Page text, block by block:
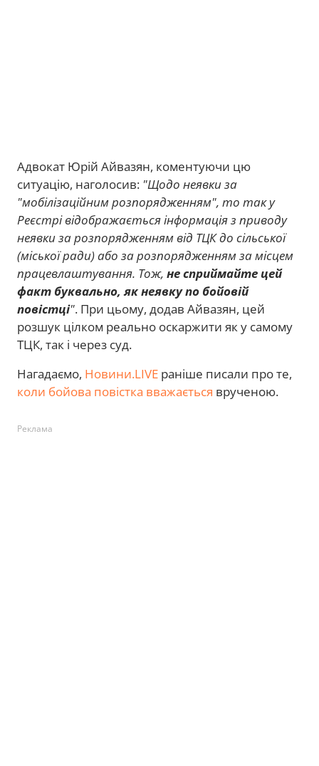
Адвокат Юрій Айвазян, коментуючи цю
ситуацію, наголосив: "Щодо неявки за
"мобілізаційним розпорядженням", то так у
Реєстрі відображається інформація з приводу
неявки за розпорядженням від ТЦК до сільської
(міської ради) або за розпорядженням за місцем
працевлаштування. Тож, не сприймайте цей
факт буквально, як неявку по бойовій
повістці". При цьому, додав Айвазян, цей
розшук цілком реально оскаржити як у самому
ТЦК, так і через суд.
Нагадаємо, Новини.LIVE раніше писали про те,
коли бойова повістка вважається врученою.
Реклама